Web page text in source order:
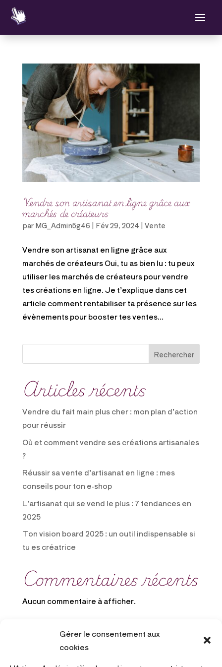
Gérer le consentement aux
cookies
Vendre son artisanat en ligne grâce aux
marchés de créateurs
par MG_Admin5g46 Fév 29, 2024 Vente
Vendre son artisanat en ligne grâce aux
marchés de créateurs Oui, tu as bien lu : tu peux
utiliser les marchés de créateurs pour vendre
tes créations en ligne. Je t’explique dans cet
article comment rentabiliser ta présence sur les
évènements pour booster tes ventes...
Rechercher
Articles récents
Vendre du fait main plus cher : mon plan d’action
pour réussir
Où et comment vendre ses créations artisanales
?
Réussir sa vente d’artisanat en ligne : mes
conseils pour ton e-shop
L’artisanat qui se vend le plus : 7 tendances en
2025
Ton vision board 2025 : un outil indispensable si
tu es créatrice
Commentaires récents
Aucun commentaire à afficher.